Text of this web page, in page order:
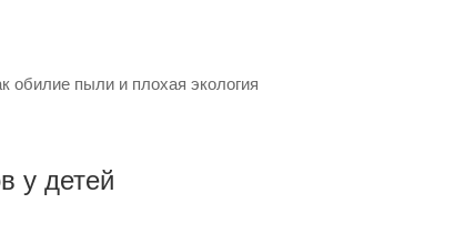
обилие пыли и плохая экология
у детей